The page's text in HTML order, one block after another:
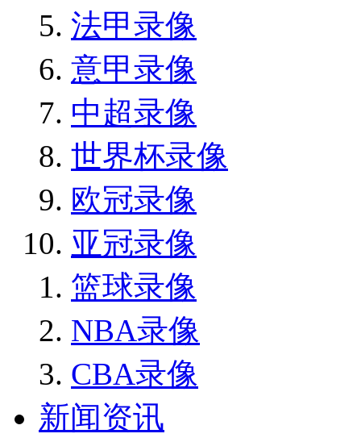
法甲录像
意甲录像
中超录像
世界杯录像
欧冠录像
亚冠录像
篮球录像
NBA录像
CBA录像
新闻资讯